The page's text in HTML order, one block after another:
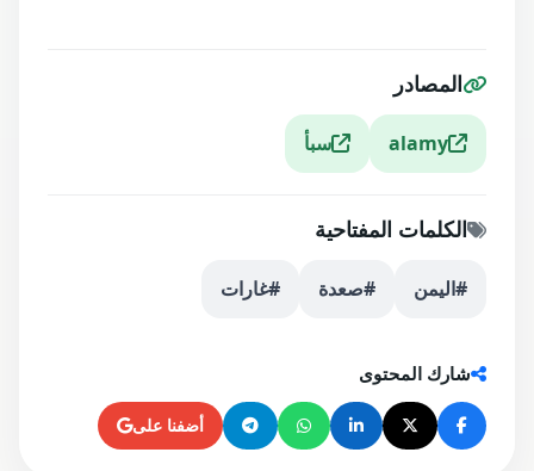
المصادر
alamy سبأ
الكلمات المفتاحية
#اليمن #صعدة #غارات
شارك المحتوى
أضفنا على